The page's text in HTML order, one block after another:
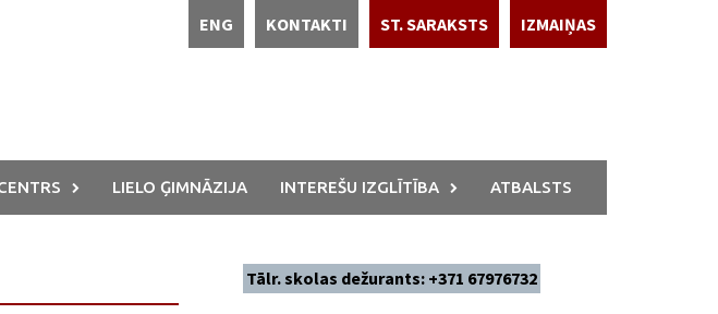
IZMAIŅAS
ST. SARAKSTS
KONTAKTI
ENG
LIELO ĢIMNĀZIJA INTEREŠU IZGLĪTĪBA ATBALSTS
Tālr. skolas dežurants: +371 67976732